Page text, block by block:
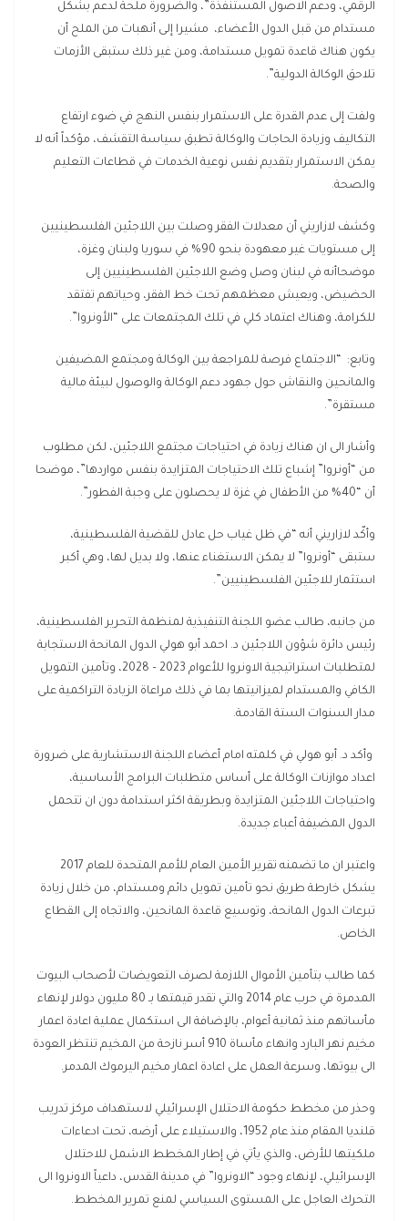
الرقمي، ودعم الاصول المستنفذة”، والضرورة ملحة لدعم بشكل
مستدام من قبل الدول الأعضاء، مشيرا إلى أنهبات من الملح أن
يكون هناك قاعدة تمويل مستدامة، ومن غير ذلك ستبقى الأزمات
تلاحق الوكالة الدولية”.
ولفت إلى عدم القدرة على الاستمرار بنفس النهج في ضوء ارتفاع
التكاليف وزيادة الحاجات والوكالة تطبق سياسة التقشف، مؤكداً أنه لا
يمكن الاستمرار بتقديم نفس نوعية الخدمات في قطاعات التعليم
والصحة.
وكشف لازاريني أن معدلات الفقر وصلت بين اللاجئين الفلسطينيين
إلى مستويات غير معهودة بنحو 90% في سوريا ولبنان وغزة،
موضحاأنه في لبنان وصل وضع اللاجئين الفلسطينيين إلى
الحضيض، ويعيش معظمهم تحت خط الفقر، وحياتهم تفتقد
للكرامة، وهناك اعتماد كلي في تلك المجتمعات على “الأونروا”.
وتابع: “الاجتماع فرصة للمراجعة بين الوكالة ومجتمع المضيفين
والمانحين والنقاش حول جهود دعم الوكالة والوصول لبيئة مالية
مستقرة”.
وأشار الى ان هناك زيادة في احتياجات مجتمع اللاجئين، لكن مطلوب
من “أونروا” إشباع تلك الاحتياجات المتزايدة بنفس مواردها”، موضحا
أن “40% من الأطفال في غزة لا يحصلون على وجبة الفطور”.
وأكّد لازاريني أنه “في ظل غياب حل عادل للقضية الفلسطينية،
ستبقى “أونروا” لا يمكن الاستغناء عنها، ولا بديل لها، وهي أكبر
استثمار للاجئين الفلسطينيين”.
من جانبه، طالب عضو اللجنة التنفيذية لمنظمة التحرير الفلسطينية،
رئيس دائرة شؤون اللاجئين د. احمد أبو هولي الدول المانحة الاستجابة
لمتطلبات استراتيجية الاونروا للأعوام 2023 – 2028، وتأمين التمويل
الكافي والمستدام لميزانيتها بما في ذلك مراعاة الزيادة التراكمية على
مدار السنوات الستة القادمة.
وأكد د. أبو هولي في كلمته امام أعضاء اللجنة الاستشارية على ضرورة
اعداد موازنات الوكالة على أساس متطلبات البرامج الأساسية،
واحتياجات اللاجئين المتزايدة وبطريقة اكثر استدامة دون ان تتحمل
الدول المضيفة أعباء جديدة.
واعتبر ان ما تضمنه تقرير الأمين العام للأمم المتحدة للعام 2017
يشكل خارطة طريق نحو تأمين تمويل دائم ومستدام، من خلال زيادة
تبرعات الدول المانحة، وتوسيع قاعدة المانحين، والاتجاه إلى القطاع
الخاص.
كما طالب بتأمين الأموال اللازمة لصرف التعويضات لأصحاب البيوت
المدمرة في حرب عام 2014 والتي تقدر قيمتها بـ 80 مليون دولار لإنهاء
مأساتهم منذ ثمانية أعوام، بالإضافة الى استكمال عملية اعادة اعمار
مخيم نهر البارد وانهاء مأساة 910 أسر نازحة من المخيم تنتظر العودة
الى بيوتها، وسرعة العمل على اعادة اعمار مخيم اليرموك المدمر.
وحذر من مخطط حكومة الاحتلال الإسرائيلي لاستهداف مركز تدريب
قلنديا المقام منذ عام 1952، والاستيلاء على أرضه، تحت ادعاءات
ملكيتها للأرض، والذي يأتي في إطار المخطط الاشمل للاحتلال
الإسرائيلي، لإنهاء وجود “الاونروا” في مدينة القدس، داعياً الاونروا الى
التحرك العاجل على المستوى السياسي لمنع تمرير المخطط.